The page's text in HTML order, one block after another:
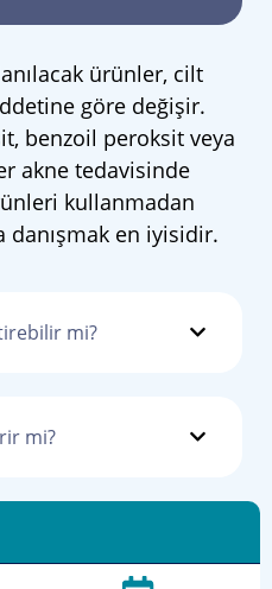
ürünler, cilt
göre değişir.
benzoil peroksit veya
akne tedavisinde
kullanmadan
en iyisidir.
mi?
mi?